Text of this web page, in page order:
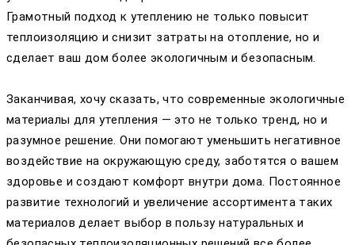
Грамотный подход к утеплению не только повысит
теплоизоляцию и снизит затраты на отопление, но и
сделает ваш дом более экологичным и безопасным.
Заканчивая, хочу сказать, что современные экологичные
материалы для утепления — это не только тренд, но и
разумное решение. Они помогают уменьшить негативное
воздействие на окружающую среду, заботятся о вашем
здоровье и создают комфорт внутри дома. Постоянное
развитие технологий и увеличение ассортимента таких
материалов делает выбор в пользу натуральных и